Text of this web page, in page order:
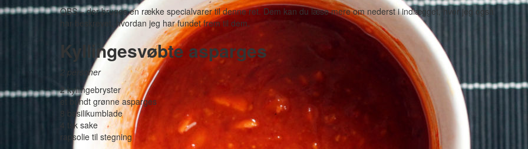
OBS – der bruges en række specialvarer til denne ret. Dem kan du læse mere om nederst i indlægget, hvor jeg også
har beskrevet, hvordan jeg har fundet frem til dem.
Kyllingesvøbte asparges
2 personer
2 kyllingebryster
et bundt grønne asparges
8 basilikumblade
4 tsk sake
rapsolie til stegning